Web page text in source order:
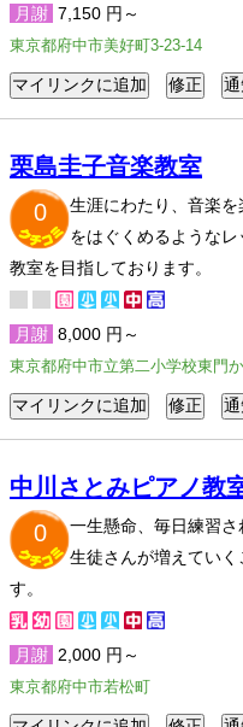
月謝 7,150 円～
東京都府中市美好町3-23-14
栗島圭子音楽教室
0
生涯にわたり、音楽を
をはぐくめるような
教室を目指しております。
月謝 8,000 円～
東京都府中市立第二小学校東門
中川さとみピアノ教
0
一生懸命、毎日練習
生徒さんが増えてい
す。
月謝 2,000 円～
東京都府中市若松町